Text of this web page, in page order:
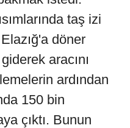
taş izi
döner
aracını
ardından
150 bin
çıktı. Bunun